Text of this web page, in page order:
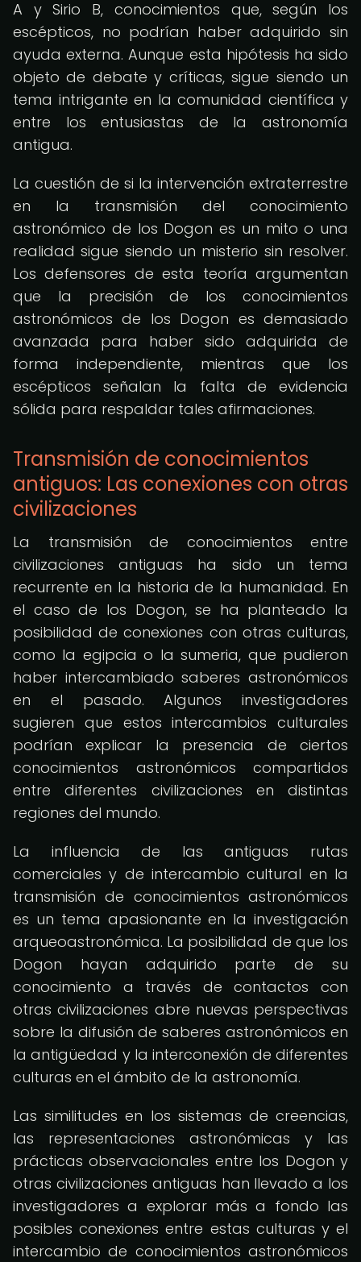
A y Sirio B, conocimientos que, según los
escépticos, no podrían haber adquirido sin
ayuda externa. Aunque esta hipótesis ha sido
objeto de debate y críticas, sigue siendo un
tema intrigante en la comunidad científica y
entre los entusiastas de la astronomía
antigua.
La cuestión de si la intervención extraterrestre
en la transmisión del conocimiento
astronómico de los Dogon es un mito o una
realidad sigue siendo un misterio sin resolver.
Los defensores de esta teoría argumentan
que la precisión de los conocimientos
astronómicos de los Dogon es demasiado
avanzada para haber sido adquirida de
forma independiente, mientras que los
escépticos señalan la falta de evidencia
sólida para respaldar tales afirmaciones.
Transmisión de conocimientos
antiguos: Las conexiones con otras
civilizaciones
La transmisión de conocimientos entre
civilizaciones antiguas ha sido un tema
recurrente en la historia de la humanidad. En
el caso de los Dogon, se ha planteado la
posibilidad de conexiones con otras culturas,
como la egipcia o la sumeria, que pudieron
haber intercambiado saberes astronómicos
en el pasado. Algunos investigadores
sugieren que estos intercambios culturales
podrían explicar la presencia de ciertos
conocimientos astronómicos compartidos
entre diferentes civilizaciones en distintas
regiones del mundo.
La influencia de las antiguas rutas
comerciales y de intercambio cultural en la
transmisión de conocimientos astronómicos
es un tema apasionante en la investigación
arqueoastronómica. La posibilidad de que los
Dogon hayan adquirido parte de su
conocimiento a través de contactos con
otras civilizaciones abre nuevas perspectivas
sobre la difusión de saberes astronómicos en
la antigüedad y la interconexión de diferentes
culturas en el ámbito de la astronomía.
Las similitudes en los sistemas de creencias,
las representaciones astronómicas y las
prácticas observacionales entre los Dogon y
otras civilizaciones antiguas han llevado a los
investigadores a explorar más a fondo las
posibles conexiones entre estas culturas y el
intercambio de conocimientos astronómicos